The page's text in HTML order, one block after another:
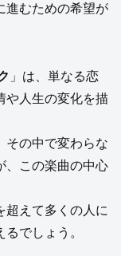
進むための希望が
」は、単なる恋
や人生の変化を描
その中で変わらな
、この楽曲の中心
超えて多くの人に
でしょう。